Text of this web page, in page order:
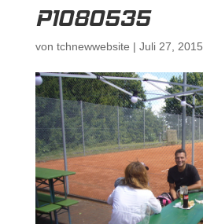
P1080535
von tchnewwebsite | Juli 27, 2015